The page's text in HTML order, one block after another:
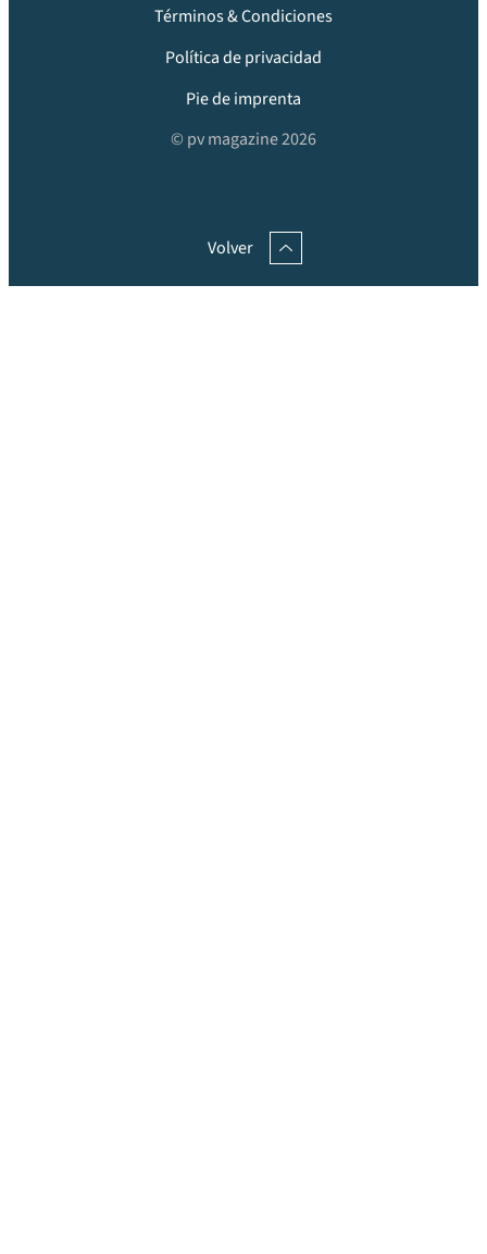
Términos & Condiciones
Política de privacidad
Pie de imprenta
© pv magazine 2026
Volver